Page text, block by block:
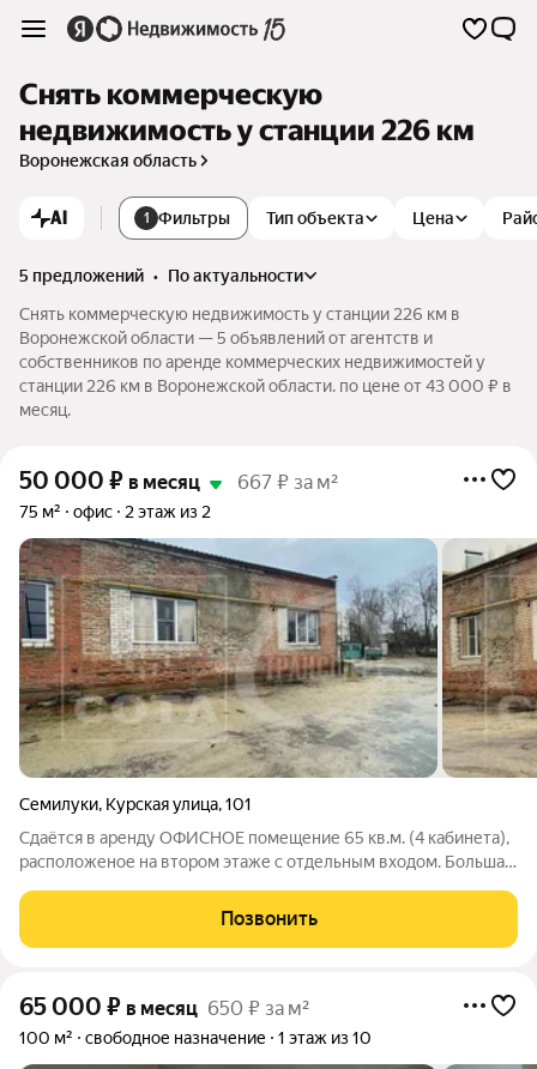
Снять коммерческую
недвижимость у станции 226 км
Воронежская область
AI 1 Фильтры Тип объекта Цена
5 предложений •
по актуальности
Снять коммерческую недвижимость у станции 226 км в
Воронежской области — 5 объявлений от агентств и
собственников по аренде коммерческих недвижимостей у
станции 226 км в Воронежской области. по цене от 43 000 ₽ в
месяц.
50 000 ₽ в месяц 667 ₽ за м²
75 м² офис 2 этаж из 2
Семилуки, Курская улица,101
Сдаётся в аренду ОФИСНОЕ помещение 65 кв.м. (4 кабинета),
расположеное на втором этаже с отдельным входом. Большая
производственно-складспое помещение 300 кв.м., 220Вт,
380Вт, большие ворота - цена
Позвонить
65 000 ₽ в месяц 650 ₽ за м²
100 м² свободное назначение 1 этаж из 10